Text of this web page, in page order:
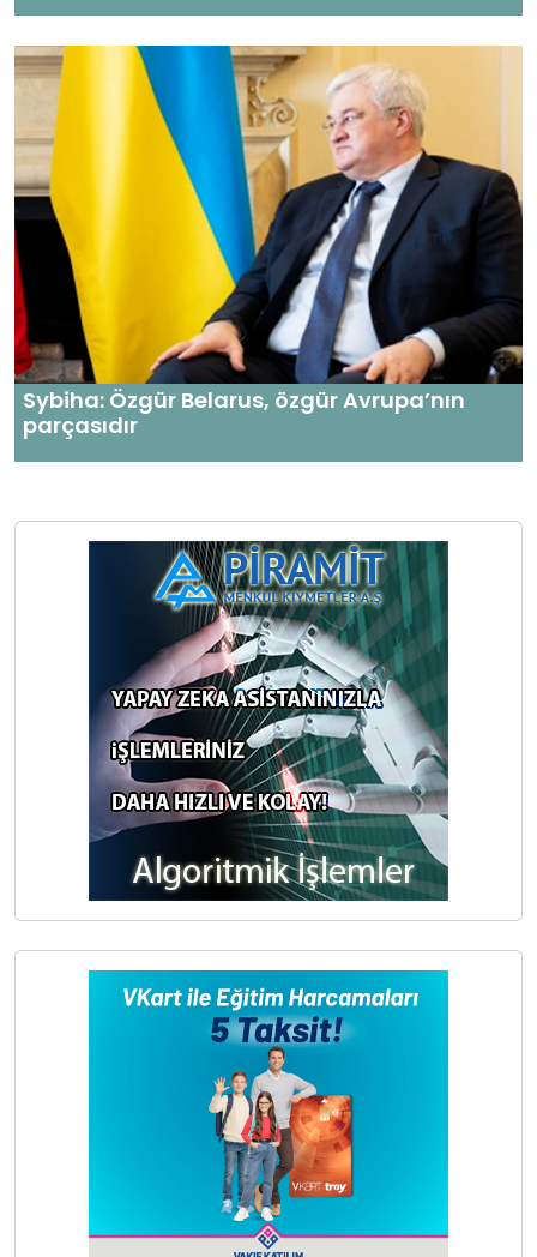
Sybiha: Özgür Belarus, özgür Avrupa’nın
parçasıdır